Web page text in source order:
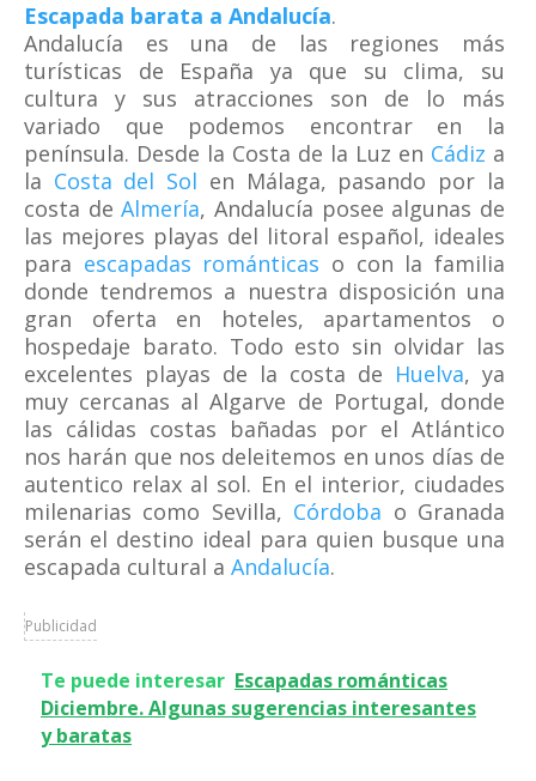
Escapada barata a Andalucía.
Andalucía es una de las regiones más
turísticas de España ya que su clima, su
cultura y sus atracciones son de lo más
variado que podemos encontrar en la
península. Desde la Costa de la Luz en Cádiz a
la Costa del Sol en Málaga, pasando por la
costa deAlmería, Andalucía posee algunas de
las mejores playas del litoral español, ideales
para escapadas románticas o con la familia
donde tendremos a nuestra disposición una
gran oferta en hoteles, apartamentos o
hospedaje barato. Todo esto sin olvidar las
excelentes playas de la costa de Huelva, ya
muy cercanas al Algarve de Portugal, donde
las cálidas costas bañadas por el Atlántico
nos harán que nos deleitemos en unos días de
autentico relax al sol. En el interior, ciudades
milenarias como Sevilla, Córdoba o Granada
serán el destino ideal para quien busque una
escapada cultural a Andalucía.
Publicidad
Te puede interesar Escapadas románticas
Diciembre. Algunas sugerencias interesantes
y baratas